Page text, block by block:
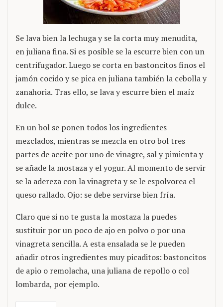
Se lava bien la lechuga y se la corta muy menudita,
en juliana fina. Si es posible se la escurre bien con un
centrifugador. Luego se corta en bastoncitos finos el
jamón cocido y se pica en juliana también la cebolla y
zanahoria. Tras ello, se lava y escurre bien el maíz
dulce.
En un bol se ponen todos los ingredientes
mezclados, mientras se mezcla en otro bol tres
partes de aceite por uno de vinagre, sal y pimienta y
se añade la mostaza y el yogur. Al momento de servir
se la adereza con la vinagreta y se le espolvorea el
queso rallado. Ojo: se debe servirse bien fría.
Claro que si no te gusta la mostaza la puedes
sustituir por un poco de ajo en polvo o por una
vinagreta sencilla. A esta ensalada se le pueden
añadir otros ingredientes muy picaditos: bastoncitos
de apio o remolacha, una juliana de repollo o col
lombarda, por ejemplo.